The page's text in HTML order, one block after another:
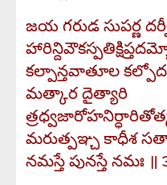
జయ గరుడ సుపర్ణ
కల్పాన్తవాతూల
మత్కార దైత్యారి
మరుత్పఞ్చ కాధీశ
నమస్తే పునస్తే నమః ॥